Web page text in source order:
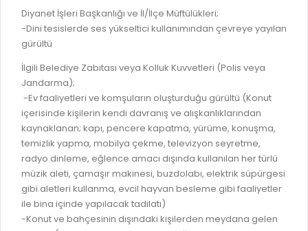
Diyanet İşleri Başkanlığı ve İl/İlçe Müftülükleri;
-Dini tesislerde ses yükseltici kullanımından çevreye yayılan
gürültü
İlgili Belediye Zabıtası veya Kolluk Kuvvetleri (Polis veya
Jandarma);
-Ev faaliyetleri ve komşuların oluşturduğu gürültü (Konut
içerisinde kişilerin kendi davranış ve alışkanlıklarından
kaynaklanan; kapı, pencere kapatma, yürüme, konuşma,
temizlik yapma, mobilya çekme, televizyon seyretme,
radyo dinleme, eğlence amacı dışında kullanılan her türlü
müzik aleti, çamaşır makinesi, buzdolabı, elektrik süpürgesi
gibi aletleri kullanma, evcil hayvan besleme gibi faaliyetler
ile bina içinde yapılacak tadilatı)
-Konut ve bahçesinin dışındaki kişilerden meydana gelen